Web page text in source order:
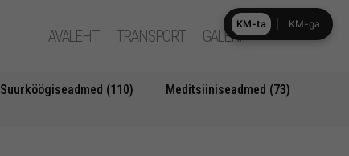
AVALEHT TRANSPORT GALERII
Suurköögiseadmed (110)
Meditsiiniseadmed (73)
KM-ta KM-ga